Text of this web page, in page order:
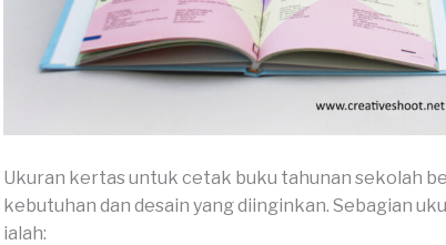
Ukuran kertas untuk cetak buku tahunan sekolah
kebutuhan dan desain yang diinginkan. Sebagian
ialah: